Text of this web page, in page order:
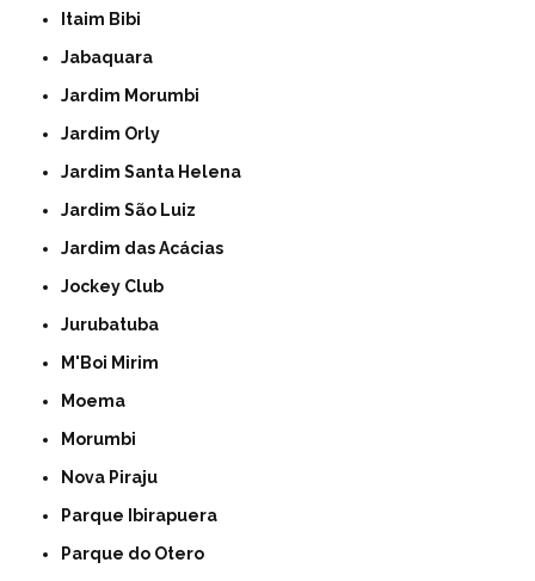
Itaim Bibi
Jabaquara
Jardim Morumbi
Jardim Orly
Jardim Santa Helena
Jardim São Luiz
Jardim das Acácias
Jockey Club
Jurubatuba
M'Boi Mirim
Moema
Morumbi
Nova Piraju
Parque Ibirapuera
Parque do Otero